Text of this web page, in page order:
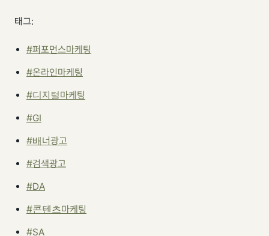
태그:
#퍼포먼스마케팅
#온라인마케팅
#디지털마케팅
#GI
#배너광고
#검색광고
#DA
#콘텐츠마케팅
#SA